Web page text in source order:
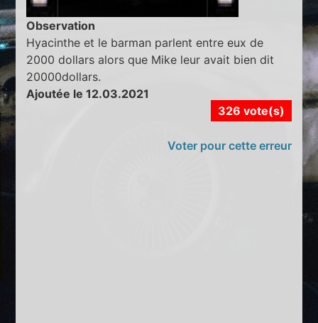
Observation
Hyacinthe et le barman parlent entre eux de
2000 dollars alors que Mike leur avait bien dit
20000dollars.
Ajoutée le 12.03.2021
326 vote(s)
Voter pour cette erreur